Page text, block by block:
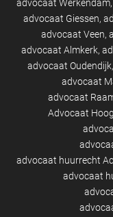
advocaat Werkendam
advocaat Giessen
advocaat Veen
advocaat Almkerk
advocaat Oudendijk
advocaat
advocaat
Advocaat
advocaat huurrecht
advocaat